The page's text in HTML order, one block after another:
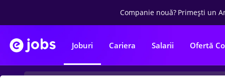
Companie nouă? Primești un
Joburi Cariera Salarii Ofertă